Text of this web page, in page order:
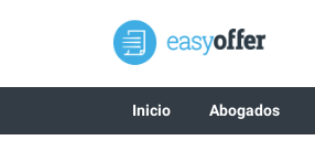
Inicio Abogados